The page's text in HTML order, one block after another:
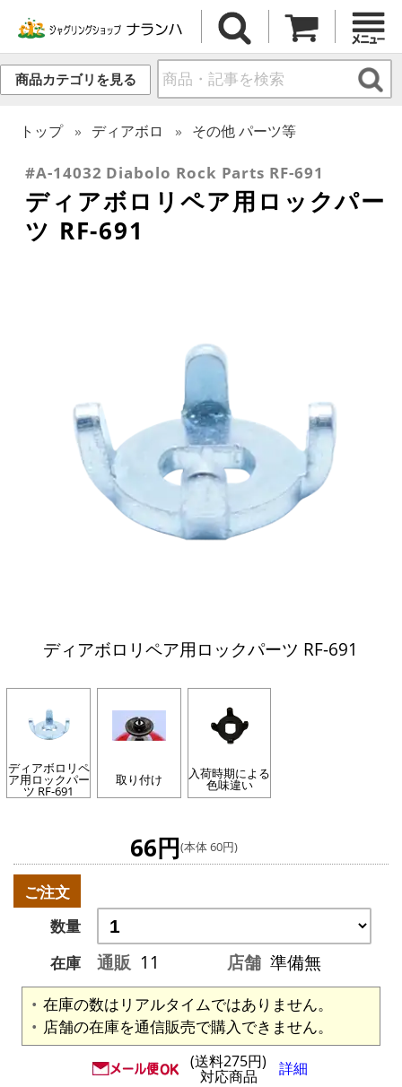
商品カテゴリを見る
トップ ディアボロ その他 パーツ等
#A-14032 Diabolo Rock Parts RF-691
ディアボロリペア用ロックパー
ツ RF-691
ディアボロリペア用ロックパーツ RF-691
ディアボロリペ
ア用ロックパー
ツ RF-691
取り付け 入荷時期による
色味違い
66円(本体 60円)
ご注文
数量
在庫
通販 11 店舗 準備無
在庫の数はリアルタイムではありません。
店舗の在庫を通信販売で購入できません。
(送料275円)
対応商品 詳細